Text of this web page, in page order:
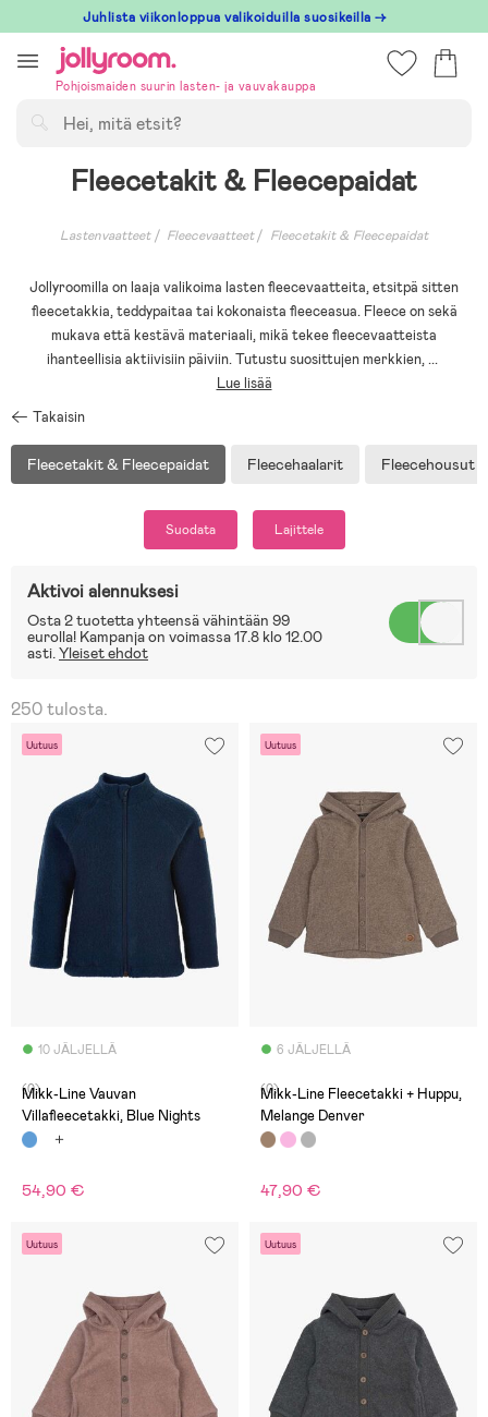
till
innehållet
Juhlista viikonloppua valikoiduilla suosikeilla →
Pohjoismaiden suurin lasten- ja vauvakauppa
Fleecetakit & Fleecepaidat
Lastenvaatteet Fleecevaatteet Fleecetakit & Fleecepaidat
Jollyroomilla on laaja valikoima lasten fleecevaatteita, etsitpä sitten
fleecetakkia, teddypaitaa tai kokonaista fleeceasua. Fleece on sekä
mukava että kestävä materiaali, mikä tekee fleecevaatteista
ihanteellisia aktiivisiin päiviin. Tutustu suosittujen merkkien,...
Lue lisää
Takaisin
Fleecetakit & Fleecepaidat Fleecehaalarit Fleecehousut
Suodata Lajittele
Aktivoi alennuksesi
Osta 2 tuotetta yhteensä vähintään 99
eurolla! Kampanja on voimassa 17.8 klo 12.00
asti.Yleiset ehdot
250 tulosta.
Uutuus
10 JÄLJELLÄ
(0)
Mikk-Line Vauvan
Villafleecetakki, Blue Nights
54,90 €
Uutuus
6 JÄLJELLÄ
(0)
Mikk-Line Fleecetakki + Huppu,
Melange Denver
47,90 €
Uutuus Uutuus